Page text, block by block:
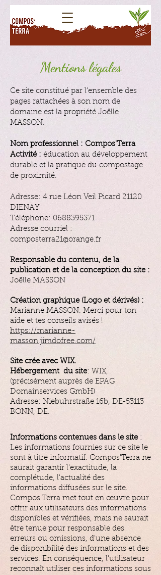
Mentions légales
Ce site constitué par l’ensemble des
pages rattachées à son nom de
domaine est la propriété Joëlle
MASSON.
Nom professionnel : Compos'Terra
Activité : éducation au développement
durable et la pratique du compostage
de proximité.
Adresse: 4 rue Léon Veil Picard 21120
DIENAY
Téléphone: 0688395371
Adresse courriel :
composterra21@orange.fr
Responsable du contenu, de la
publication et de la conception du site :
Joëlle MASSON
Création graphique (Logo et dérivés) :
Marianne MASSON. Merci pour ton
aide et tes conseils avisés !
https://marianne-
masson.jimdofree.com/
Site crée avec WIX.
Hébergement du site: WIX,
(précisément auprès de EPAG
Domainservices GmbH)
Adresse: Niebuhrstraße 16b, DE-53113
BONN, DE.
Informations contenues dans le site:
Les informations fournies sur ce site le
sont à titre informatif. Compos'Terra ne
saurait garantir l'exactitude, la
complétude, l'actualité des
informations diffusées sur le site.
Compos'Terra met tout en œuvre pour
offrir aux utilisateurs des informations
disponibles et vérifiées, mais ne saurait
être tenue pour responsable des
erreurs ou omissions, d'une absence
de disponibilité des informations et des
services. En conséquence, l'utilisateur
reconnaît utiliser ces informations sous